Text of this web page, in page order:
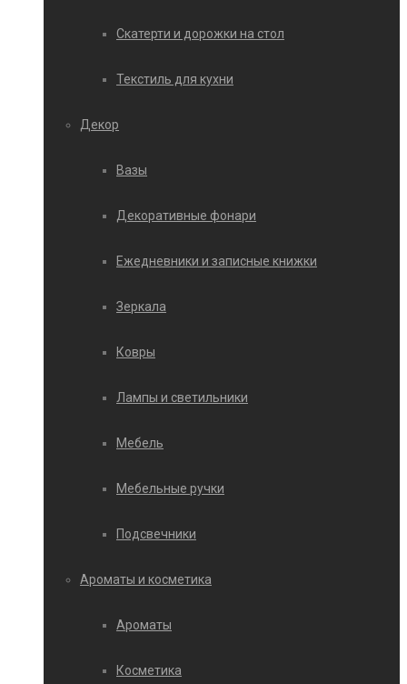
Скатерти и дорожки на стол
Текстиль для кухни
Декор
Вазы
Декоративные фонари
Ежедневники и записные книжки
Зеркала
Ковры
Лампы и светильники
Мебель
Мебельные ручки
Подсвечники
Ароматы и косметика
Ароматы
Косметика